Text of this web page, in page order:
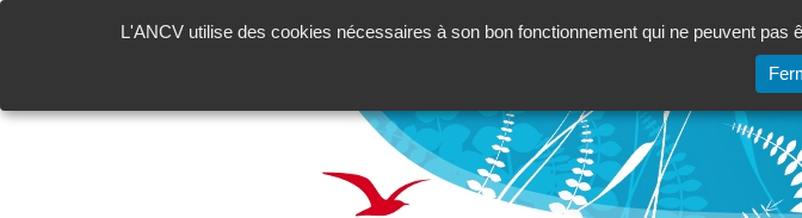
L'ANCV utilise des cookies nécessaires à son bon fonctionnement qui ne peuvent